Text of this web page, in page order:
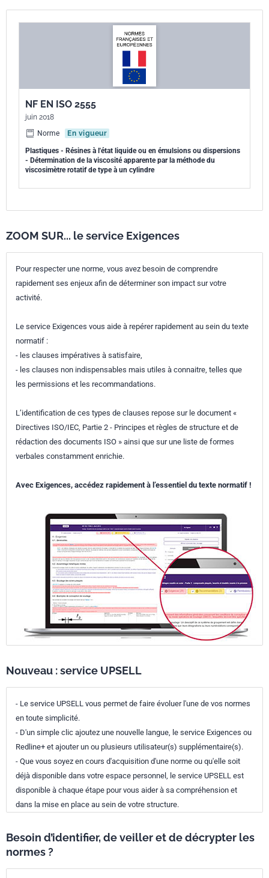
NF EN ISO 2555
juin 2018
Norme
En vigueur
Plastiques - Résines à l'état liquide ou en émulsions ou dispersions
- Détermination de la viscosité apparente par la méthode du
viscosimètre rotatif de type à un cylindre
ZOOM SUR... le service Exigences
Pour respecter une norme, vous avez besoin de comprendre
rapidement ses enjeux afin de déterminer son impact sur votre
activité.
Le service Exigences vous aide à repérer rapidement au sein du texte
normatif :
- les clauses impératives à satisfaire,
- les clauses non indispensables mais utiles à connaitre, telles que
les permissions et les recommandations.
L’identification de ces types de clauses repose sur le document «
Directives ISO/IEC, Partie 2 - Principes et règles de structure et de
rédaction des documents ISO » ainsi que sur une liste de formes
verbales constamment enrichie.
Avec Exigences, accédez rapidement à l’essentiel du texte normatif !
Nouveau : service UPSELL
- Le service UPSELL vous permet de faire évoluer l'une de vos normes
en toute simplicité.
- D'un simple clic ajoutez une nouvelle langue, le service Exigences ou
Redline+ et ajouter un ou plusieurs utilisateur(s) supplémentaire(s).
- Que vous soyez en cours d'acquisition d'une norme ou qu'elle soit
déjà disponible dans votre espace personnel, le service UPSELL est
disponible à chaque étape pour vous aider à sa compréhension et
dans la mise en place au sein de votre structure.
Besoin d’identifier, de veiller et de décrypter les
normes ?